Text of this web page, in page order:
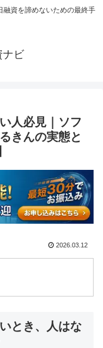
融資を諦めないための最終手
ナビ
人必見｜ソフ
きんの実態と
2026.03.12
とき、人はな